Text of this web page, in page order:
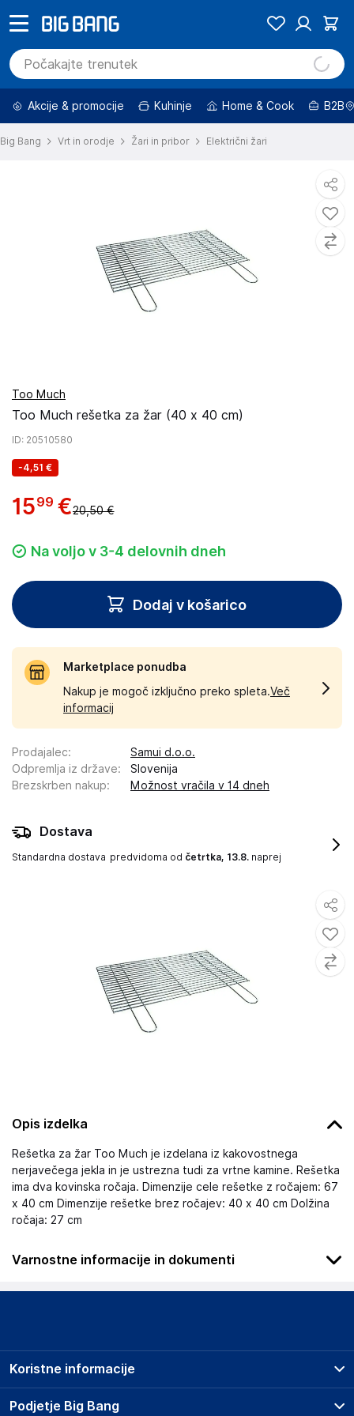
Akcije & promocije Kuhinje Home & Cook B2B
Big Bang Vrt in orodje Žari in pribor Električni žari
Opis izdelka
Rešetka za žar Too Much je izdelana iz kakovostnega
nerjavečega jekla in je ustrezna tudi za vrtne kamine. Rešetka
ima dva kovinska ročaja. Dimenzije cele rešetke z ročajem: 67
x 40 cm Dimenzije rešetke brez ročajev: 40 x 40 cm Dolžina
ročaja: 27 cm
Varnostne informacije in dokumenti
Podatki o proizvajalcu
WEIHAI METER SPORT PRODUCTS CO LTD
Kitajska
Too Much
Too Much rešetka za žar (40 x 40 cm)
ID: 20510580
-4,51 €
1599 €20,50 €
Na voljo v 3-4 delovnih dneh
Dodaj v košarico
Marketplace ponudba
Nakup je mogoč izključno preko spleta.Več
informacij
Prodajalec:
Samui d.o.o.
Odpremlja iz države:
Slovenija
Brezskrben nakup: Možnost vračila v 14 dneh
Dostava
Standardna dostava predvidoma od četrtka, 13.8. naprej
Podjetje Big Bang
Koristne informacije
Prodajna mesta